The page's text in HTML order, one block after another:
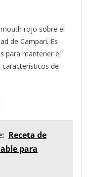
rojo sobre el
de Campari. Es
para mantener el
de
Receta de
para